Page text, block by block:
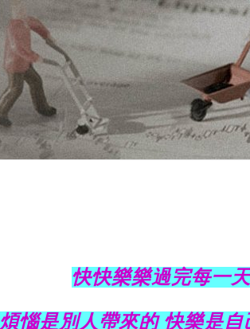
快快樂樂過完每一天
煩惱是別人帶來的 快樂是自